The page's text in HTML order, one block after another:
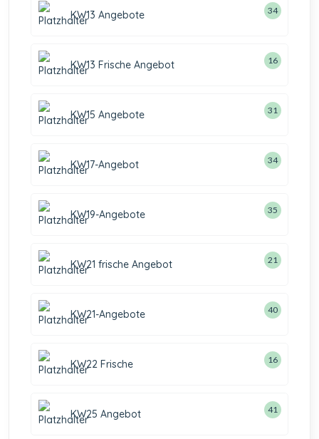
KW13 Angebote 34
KW13 Frische Angebot 16
KW15 Angebote 31
KW17-Angebot 34
KW19-Angebote 35
KW21 frische Angebot 21
KW21-Angebote 40
KW22 Frische 16
KW25 Angebot 41